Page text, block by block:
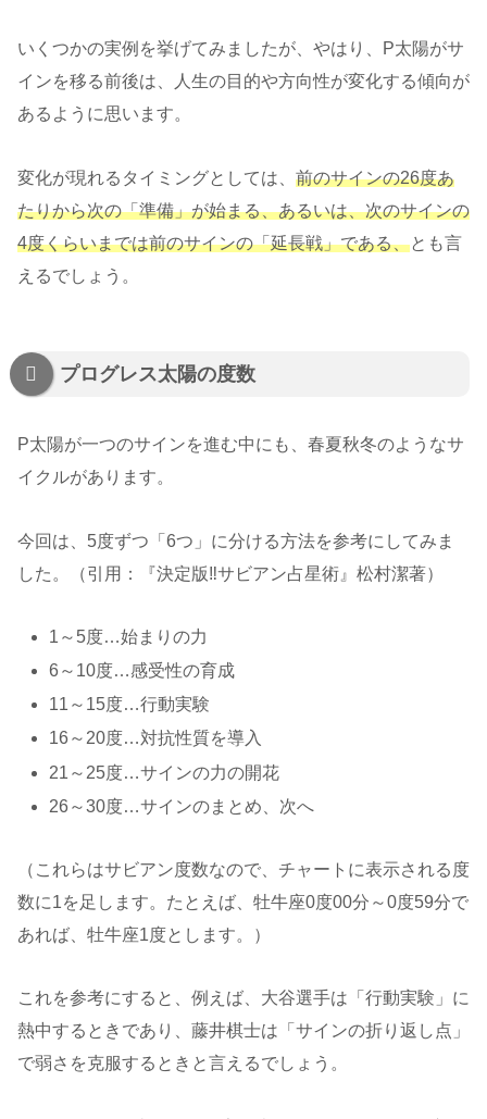
いくつかの実例を挙げてみましたが、やはり、P太陽がサ
インを移る前後は、人生の目的や方向性が変化する傾向が
あるように思います。
変化が現れるタイミングとしては、 前のサインの26度あ
たりから次の「準備」が始まる、あるいは、次のサインの
4度くらいまでは前のサインの「延長戦」である、とも言
えるでしょう。
プログレス太陽の度数
P太陽が一つのサインを進む中にも、春夏秋冬のようなサ
イクルがあります。
今回は、5度ずつ「6つ」に分ける方法を参考にしてみま
した。（引用：『決定版‼サビアン占星術』松村潔著）
1～5度…始まりの力
6～10度…感受性の育成
11～15度…行動実験
16～20度…対抗性質を導入
21～25度…サインの力の開花
26～30度…サインのまとめ、次へ
（ これらはサビアン度数なので、チャートに表示される度
数に1を足します。たとえば、牡牛座0度00分～0度59分で
あれば、牡牛座1度とします。）
これを参考にすると、例えば、大谷選手は「行動実験」に
熱中するときであり、藤井棋士は「サインの折り返し点」
で弱さを克服するときと言えるでしょう。